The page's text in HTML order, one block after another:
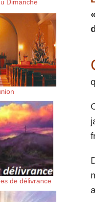
suis-sans-rien-a-
content/uploads/
Dimanche
de délivrance